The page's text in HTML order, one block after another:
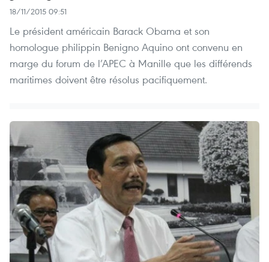
18/11/2015 09:51
Le président américain Barack Obama et son
homologue philippin Benigno Aquino ont convenu en
marge du forum de l’APEC à Manille que les différends
maritimes doivent être résolus pacifiquement.